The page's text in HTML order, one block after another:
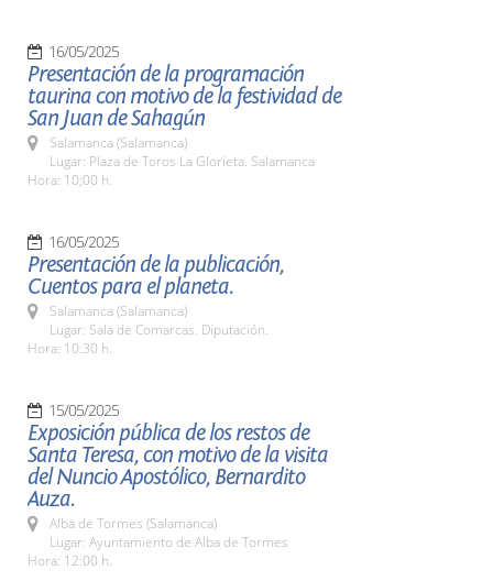
16/05/2025
Presentación de la programación
taurina con motivo de la festividad de
San Juan de Sahagún
Salamanca (Salamanca)
Lugar: Plaza de Toros La Glorieta. Salamanca
Hora: 10;00 h.
16/05/2025
Presentación de la publicación,
Cuentos para el planeta.
Salamanca (Salamanca)
Lugar: Sala de Comarcas. Diputación.
Hora: 10:30 h.
15/05/2025
Exposición pública de los restos de
Santa Teresa, con motivo de la visita
del Nuncio Apostólico, Bernardito
Auza.
Alba de Tormes (Salamanca)
Lugar: Ayuntamiento de Alba de Tormes
Hora: 12:00 h.